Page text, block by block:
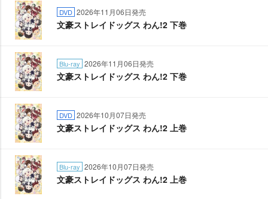
DVD 2026年11月06日発売
文豪ストレイドッグス わん!2 下巻
Blu-ray 2026年11月06日発売
文豪ストレイドッグス わん!2 下巻
DVD 2026年10月07日発売
文豪ストレイドッグス わん!2 上巻
Blu-ray 2026年10月07日発売
文豪ストレイドッグス わん!2 上巻